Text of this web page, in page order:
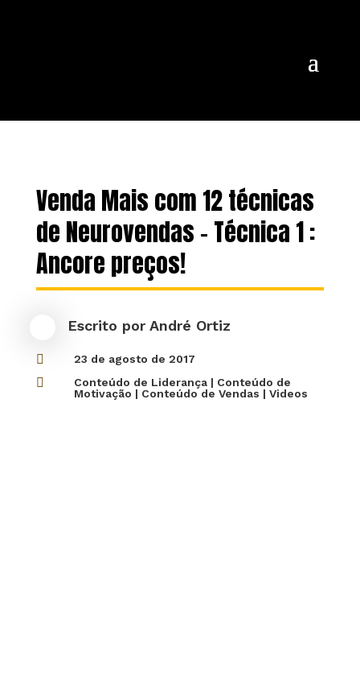
Venda Mais com 12 técnicas
de Neurovendas – Técnica 1 :
Ancore preços!
Escrito por André Ortiz
 23 de agosto de 2017
 Conteúdo de Liderança| Conteúdo de
Motivação | Conteúdo de Vendas | Videos